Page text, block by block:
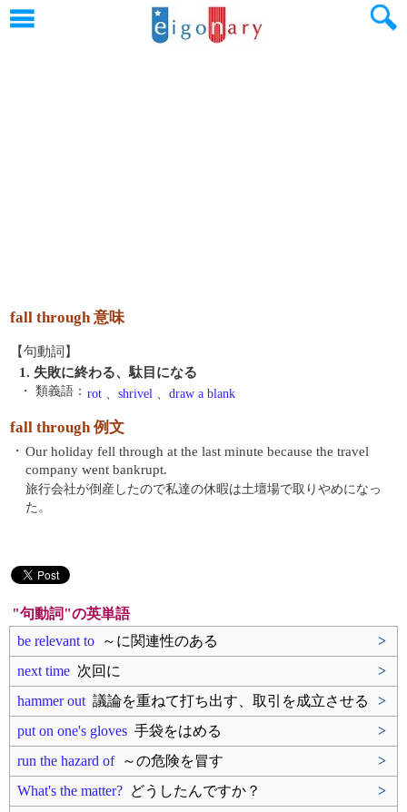
fall through 意味
【句動詞】
1. 失敗に終わる、駄目になる
・ 類義語： rot 、 shrivel 、 draw a blank
fall through 例文
・ Our holiday fell through at the last minute because the travel
company went bankrupt.
旅行会社が倒産したので私達の休暇は土壇場で取りやめになっ
た。
"句動詞"の英単語
be relevant to ～に関連性のある
>
next time 次回に
>
hammer out 議論を重ねて打ち出す、取引を成立させる
>
put on one's gloves 手袋をはめる
>
run the hazard of～の危険を冒す
>
What's the matter? どうしたんですか？
>